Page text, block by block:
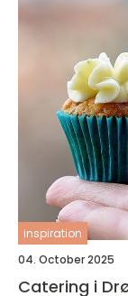
inspiration
04. October 2025
Catering i